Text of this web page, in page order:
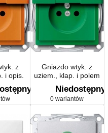
z
i opis.
Gniazdo wtyk. z
uziem., klap. i polem
opis., z przesł. Śrub.
Sys M
Niedostępny
0 wariantów